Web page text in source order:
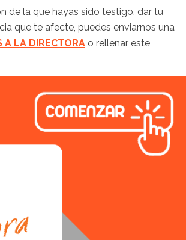
de la que hayas sido testigo, dar tu
que te afecte, puedes enviarnos una
A LA DIRECTORA o rellenar este